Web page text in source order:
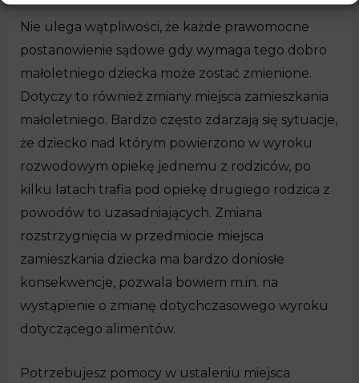
Nie ulega wątpliwości, że każde prawomocne
postanowienie sądowe gdy wymaga tego dobro
małoletniego dziecka może zostać zmienione.
Dotyczy to również zmiany miejsca zamieszkania
małoletniego. Bardzo często zdarzają się sytuacje,
że dziecko nad którym powierzono w wyroku
rozwodowym opiekę jednemu z rodziców, po
kilku latach trafia pod opiekę drugiego rodzica z
powodów to uzasadniających. Zmiana
rozstrzygnięcia w przedmiocie miejsca
zamieszkania dziecka ma bardzo doniosłe
konsekwencje, pozwala bowiem m.in. na
wystąpienie o zmianę dotychczasowego wyroku
dotyczącego alimentów.
Potrzebujesz pomocy w ustaleniu miejsca